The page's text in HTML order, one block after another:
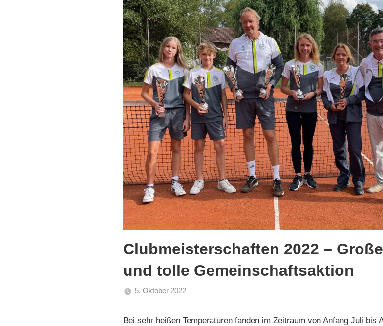
Clubmeisterschaften 2022 –
und tolle Gemeinschaftsaktion
5. Oktober 2022
Bei sehr heißen Temperaturen fanden im Zeitraum von Anfang Juli bis